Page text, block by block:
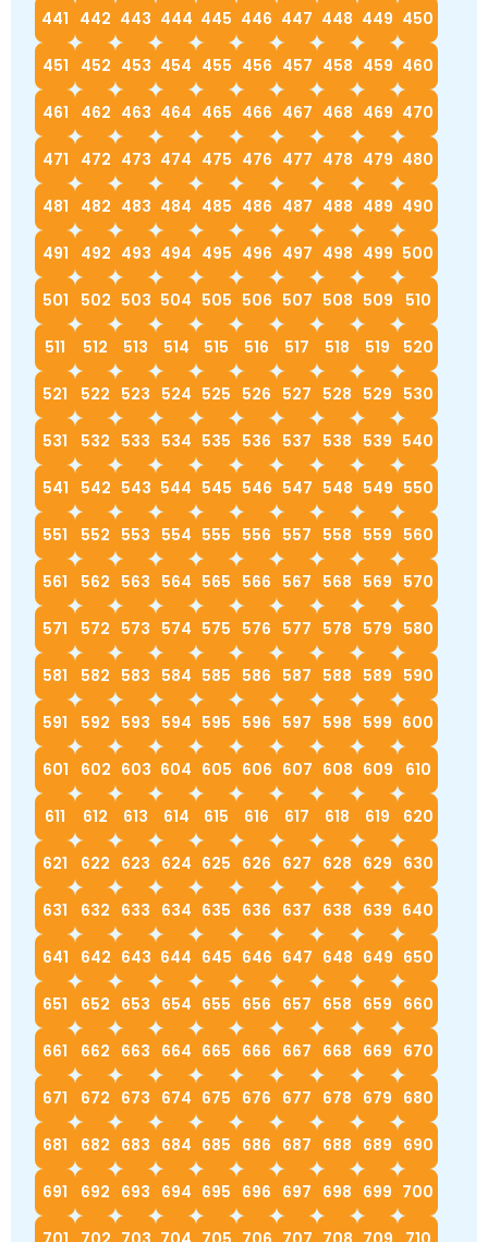
441 442 443 444 445 446 447 448 449 450
451 452 453 454 455 456 457 458 459 460
461 462 463 464 465 466 467 468 469 470
471 472 473 474 475 476 477 478 479 480
481 482 483 484 485 486 487 488 489 490
491 492 493 494 495 496 497 498 499 500
501 502 503 504 505 506 507 508 509 510
511 512 513 514 515 516 517 518 519 520
521 522 523 524 525 526 527 528 529 530
531 532 533 534 535 536 537 538 539 540
541 542 543 544 545 546 547 548 549 550
551 552 553 554 555 556 557 558 559 560
561 562 563 564 565 566 567 568 569 570
571 572 573 574 575 576 577 578 579 580
581 582 583 584 585 586 587 588 589 590
591 592 593 594 595 596 597 598 599 600
601 602 603 604 605 606 607 608 609 610
611 612 613 614 615 616 617 618 619 620
621 622 623 624 625 626 627 628 629 630
631 632 633 634 635 636 637 638 639 640
641 642 643 644 645 646 647 648 649 650
651 652 653 654 655 656 657 658 659 660
661 662 663 664 665 666 667 668 669 670
671 672 673 674 675 676 677 678 679 680
681 682 683 684 685 686 687 688 689 690
691 692 693 694 695 696 697 698 699 700